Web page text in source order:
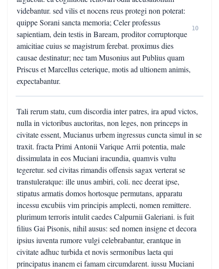
videbantur. sed vilis et nocens reus protegi non poterat:
quippe Sorani sancta memoria; Celer professus
sapientiam, dein testis in Baream, proditor corruptorque
amicitiae cuius se magistrum ferebat. proximus dies
causae destinatur; nec tam Musonius aut Publius quam
Priscus et Marcellus ceterique, motis ad ultionem animis,
expectabantur.
10
Tali rerum statu, cum discordia inter patres, ira apud victos,
nulla in victoribus auctoritas, non leges, non princeps in
civitate essent, Mucianus urbem ingressus cuncta simul in se
traxit. fracta Primi Antonii Varique Arrii potentia, male
dissimulata in eos Muciani iracundia, quamvis vultu
tegeretur. sed civitas rimandis offensis sagax verterat se
transtuleratque: ille unus ambiri, coli. nec deerat ipse,
stipatus armatis domos hortosque permutans, apparatu
incessu excubiis vim principis amplecti, nomen remittere.
plurimum terroris intulit caedes Calpurnii Galeriani. is fuit
filius Gai Pisonis, nihil ausus: sed nomen insigne et decora
ipsius iuventa rumore vulgi celebrabantur, erantque in
civitate adhuc turbida et novis sermonibus laeta qui
principatus inanem ei famam circumdarent. iussu Muciani